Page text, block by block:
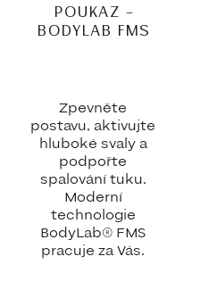
POUKAZ –
BODYLAB FMS
Zpevněte
postavu, aktivujte
hluboké svaly a
podpořte
spalování tuku.
Moderní
technologie
BodyLab® FMS
pracuje za Vás.